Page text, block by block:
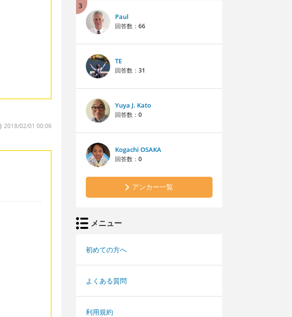
2018/02/01 00:06
3
Paul
回答数： 66
TE
回答数： 31
Yuya J. Kato
回答数： 0
Kogachi OSAKA
回答数： 0
アンカー一覧
メニュー
初めての方へ
よくある質問
利用規約